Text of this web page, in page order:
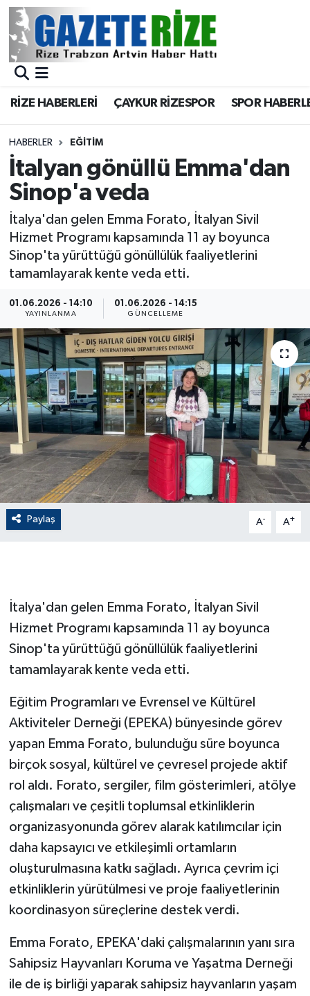
RİZE HABERLERİ ÇAYKUR RİZESPOR SPOR
HABERLER EĞİTİM
İtalyan gönüllü Emma'dan
Sinop'a veda
İtalya'dan gelen Emma Forato, İtalyan Sivil
Hizmet Programı kapsamında 11 ay boyunca
Sinop'ta yürüttüğü gönüllülük faaliyetlerini
tamamlayarak kente veda etti.
01.06.2026 - 14:10
YAYINLANMA
01.06.2026 - 14:15
GÜNCELLEME
Paylaş A- A+
İtalya'dan gelen Emma Forato, İtalyan Sivil
Hizmet Programı kapsamında 11 ay boyunca
Sinop'ta yürüttüğü gönüllülük faaliyetlerini
tamamlayarak kente veda etti.
Eğitim Programları ve Evrensel ve Kültürel
Aktiviteler Derneği (EPEKA) bünyesinde görev
yapan Emma Forato, bulunduğu süre boyunca
birçok sosyal, kültürel ve çevresel projede aktif
rol aldı. Forato, sergiler, film gösterimleri, atölye
çalışmaları ve çeşitli toplumsal etkinliklerin
organizasyonunda görev alarak katılımcılar için
daha kapsayıcı ve etkileşimli ortamların
oluşturulmasına katkı sağladı. Ayrıca çevrim içi
etkinliklerin yürütülmesi ve proje faaliyetlerinin
koordinasyon süreçlerine destek verdi.
Emma Forato, EPEKA'daki çalışmalarının yanı sıra
Sahipsiz Hayvanları Koruma ve Yaşatma Derneği
ile de iş birliği yaparak sahipsiz hayvanların yaşam
BÖLGEMİZ
Asayiş
Rize Jandarma Komutanlığı
Bilim Teknoloji
Bölge
Advertising news
Canlı Maç
ÇEVRE
Dış Haberler
Dünya
EĞİTİM
EKONOMİ
English News
Gayrimenkul
GENEL
Güvenlik
HABERDE İNSAN
İş Dünyası
Jandarma
KÜLTÜR SANAT
MAGAZİN
Merkez Nöbetçi Eczaneler
Merkez Trafik Yoğunluk Haritası
Süper Lig Puan Durumu ve Fikstür
Tüm Manşetler
Son Dakika Haberleri
Haber Arşivi